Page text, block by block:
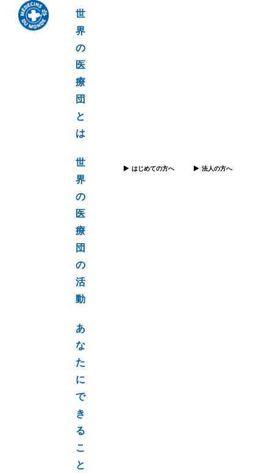
世
界
の
医
療
団
と
は
世
界
の
医
療
団
の
活
動
あ
な
た
に
で
き
る
こ
と
はじめての方へ 法人の方へ